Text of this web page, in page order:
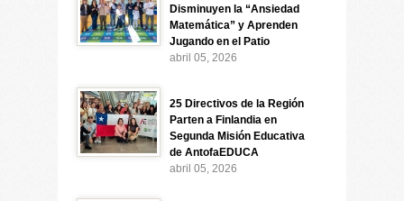
Disminuyen la “Ansiedad
Matemática” y Aprenden
Jugando en el Patio
abril 05, 2026
25 Directivos de la Región
Parten a Finlandia en
Segunda Misión Educativa
de AntofaEDUCA
abril 05, 2026